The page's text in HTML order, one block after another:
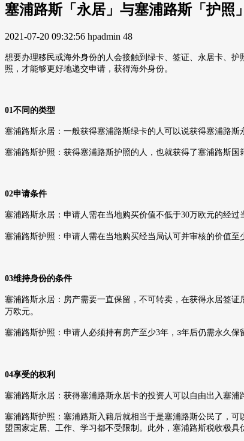
塞浦路斯「永居」与塞浦路斯「护照
2021-07-20 09:32:56 hpadmin 48
想要办理移民或海外身份的人会接触到绿卡、签证、永居卡、
照，才能够更好地递交申请，获得海外身份。
01 不同的类型
塞浦路斯永居：一般获得塞浦路斯绿卡的人可以说获得塞浦路斯
塞浦路斯护照：获得塞浦路斯护照的人，也就获得了塞浦路斯国
02申请条件
塞浦路斯永居：申请人需在当地购买价值不低于30万欧元的经过
塞浦路斯护照：申请人需在当地购买经当局认可并审核的价值至
03维持身份的条件
塞浦路斯永居：房产需要一直保留，不可转卖，在获得永居签
万欧元。
塞浦路斯护照：申请人必须持有房产至少3年， 3年后仍需永久保
04享受的权利
塞浦路斯永居：获得塞浦路斯永居卡的投资人可以自由出入塞
塞浦路斯护照：塞浦路斯入籍后就相当于是塞浦路斯公民了，
盟国家定居、工作、学习都不受限制。此外，塞浦路斯税收极具